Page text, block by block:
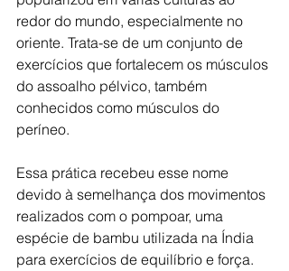
redor do mundo, especialmente no
oriente. Trata-se de um conjunto de
exercícios que fortalecem os músculos
do assoalho pélvico, também
conhecidos como músculos do
períneo.
Essa prática recebeu esse nome
devido à semelhança dos movimentos
realizados com o pompoar, uma
espécie de bambu utilizada na Índia
para exercícios de equilíbrio e força.